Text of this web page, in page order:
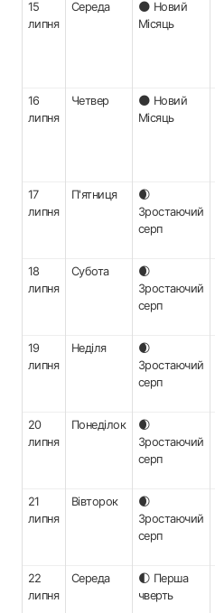
15
липня
Середа
🌑 Новий
Місяць
16
липня
Четвер
🌑 Новий
Місяць
17
липня
П'ятниця
🌒
Зростаючий
серп
18
липня
Субота
🌒
Зростаючий
серп
19
липня
Неділя
🌒
Зростаючий
серп
20
липня
Понеділок
🌒
Зростаючий
серп
21
липня
Вівторок
🌒
Зростаючий
серп
22
липня
Середа
🌓 Перша
чверть